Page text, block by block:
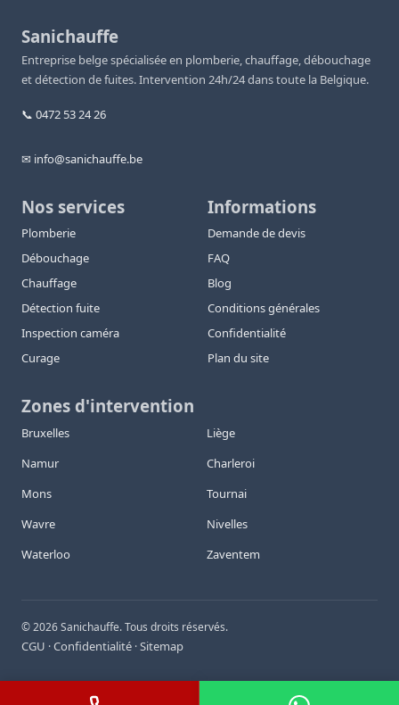
Sanichauffe
Entreprise belge spécialisée en plomberie, chauffage, débouchage
et détection de fuites. Intervention 24h/24 dans toute la Belgique.
📞 0472 53 24 26
✉ info@sanichauffe.be
Nos services
Plomberie
Débouchage
Chauffage
Détection fuite
Inspection caméra
Curage
Informations
Demande de devis
FAQ
Blog
Conditions générales
Confidentialité
Plan du site
Zones d'intervention
Bruxelles
Liège
Namur
Charleroi
Mons
Tournai
Wavre
Nivelles
Waterloo
Zaventem
©2026Sanichauffe. Tous droits réservés.
CGU ·Confidentialité ·Sitemap